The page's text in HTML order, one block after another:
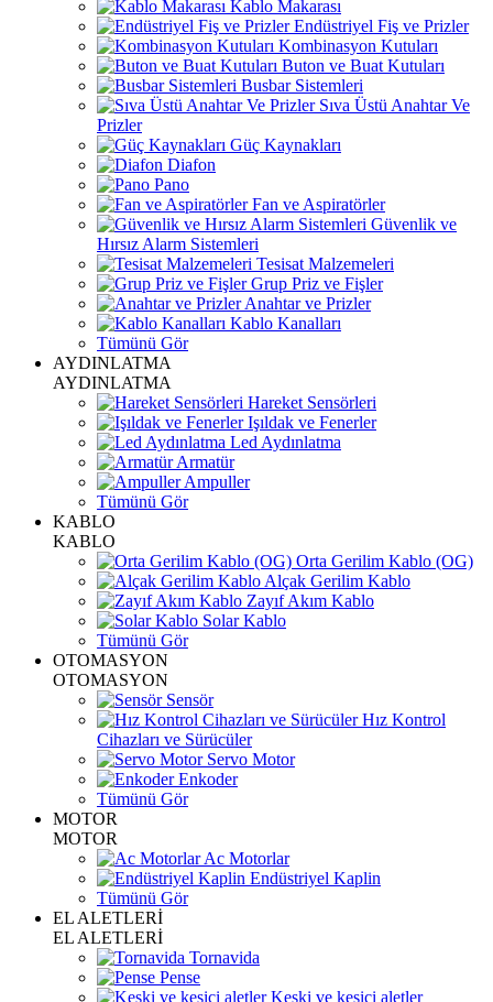
Kablo Makarası
Endüstriyel Fiş ve Prizler
Kombinasyon Kutuları
Buton ve Buat Kutuları
Busbar Sistemleri
Sıva Üstü Anahtar Ve
Prizler
Güç Kaynakları
Diafon
Pano
Fan ve Aspiratörler
Güvenlik ve
Hırsız Alarm Sistemleri
Tesisat Malzemeleri
Grup Priz ve Fişler
Anahtar ve Prizler
Kablo Kanalları
Tümünü Gör
AYDINLATMA
AYDINLATMA
Hareket Sensörleri
Işıldak ve Fenerler
Led Aydınlatma
Armatür
Ampuller
Tümünü Gör
KABLO
KABLO
Orta Gerilim Kablo (OG)
Alçak Gerilim Kablo
Zayıf Akım Kablo
Solar Kablo
Tümünü Gör
OTOMASYON
OTOMASYON
Sensör
Hız Kontrol
Cihazları ve Sürücüler
Servo Motor
Enkoder
Tümünü Gör
MOTOR
MOTOR
Ac Motorlar
Endüstriyel Kaplin
Tümünü Gör
EL ALETLERİ
EL ALETLERİ
Tornavida
Pense
Keski ve kesici aletler